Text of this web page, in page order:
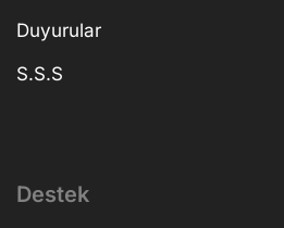
Duyurular
S.S.S
Destek